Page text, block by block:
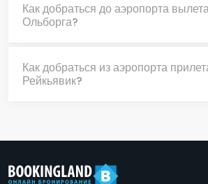
Как добраться до аэропорта
Ольборга?
Как добраться из аэропорта
Рейкьявик?